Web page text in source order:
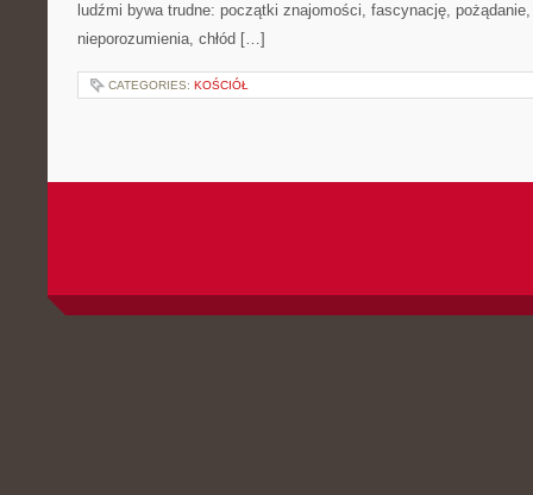
ludźmi bywa trudne: początki znajomości, fascynację,
nieporozumienia, chłód […]
CATEGORIES: KOŚCIÓŁ